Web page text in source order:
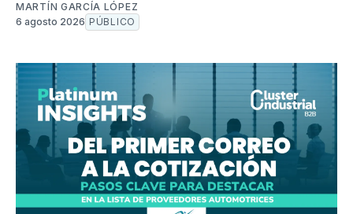
MARTÍN GARCÍA LÓPEZ
6 agosto 2026 PÚBLICO